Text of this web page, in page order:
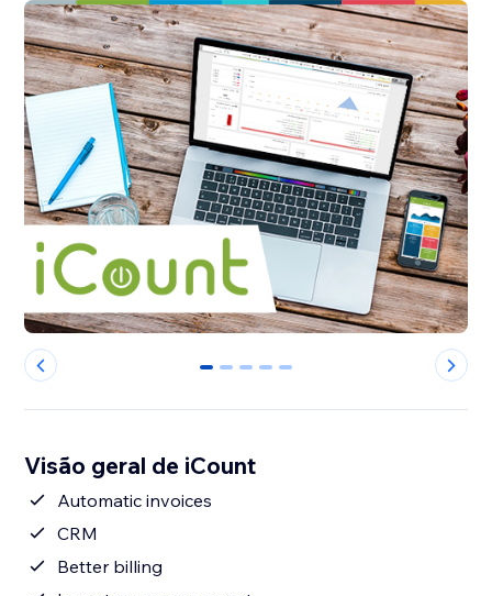
0 1 2 3 4
Visão geral de iCount
Automatic invoices
CRM
Better billing